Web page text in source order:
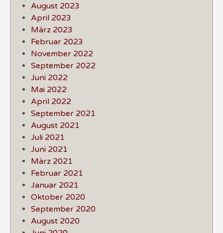
August 2023
April 2023
März 2023
Februar 2023
November 2022
September 2022
Juni 2022
Mai 2022
April 2022
September 2021
August 2021
Juli 2021
Juni 2021
März 2021
Februar 2021
Januar 2021
Oktober 2020
September 2020
August 2020